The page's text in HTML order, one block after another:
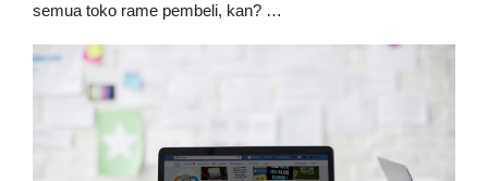
semua toko rame pembeli, kan? …